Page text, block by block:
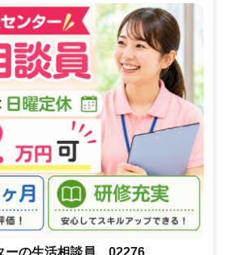
ーの生活相談員 02276